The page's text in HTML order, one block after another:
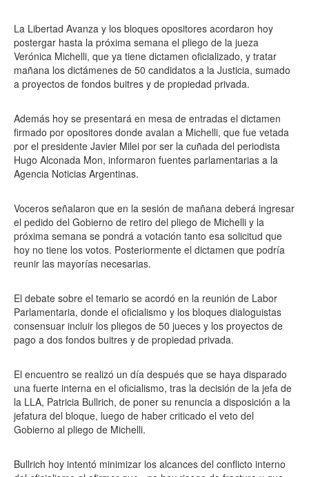
La Libertad Avanza y los bloques opositores acordaron hoy
postergar hasta la próxima semana el pliego de la jueza
Verónica Michelli, que ya tiene dictamen oficializado, y tratar
mañana los dictámenes de 50 candidatos a la Justicia, sumado
a proyectos de fondos buitres y de propiedad privada.
Además hoy se presentará en mesa de entradas el dictamen
firmado por opositores donde avalan a Michelli, que fue vetada
por el presidente Javier Milei por ser la cuñada del periodista
Hugo Alconada Mon, informaron fuentes parlamentarias a la
Agencia Noticias Argentinas.
Voceros señalaron que en la sesión de mañana deberá ingresar
el pedido del Gobierno de retiro del pliego de Michelli y la
próxima semana se pondrá a votación tanto esa solicitud que
hoy no tiene los votos. Posteriormente el dictamen que podría
reunir las mayorías necesarias.
El debate sobre el temario se acordó en la reunión de Labor
Parlamentaria, donde el oficialismo y los bloques dialoguistas
consensuar incluir los pliegos de 50 jueces y los proyectos de
pago a dos fondos buitres y de propiedad privada.
El encuentro se realizó un día después que se haya disparado
una fuerte interna en el oficialismo, tras la decisión de la jefa de
la LLA, Patricia Bullrich, de poner su renuncia a disposición a la
jefatura del bloque, luego de haber criticado el veto del
Gobierno al pliego de Michelli.
Bullrich hoy intentó minimizar los alcances del conflicto interno